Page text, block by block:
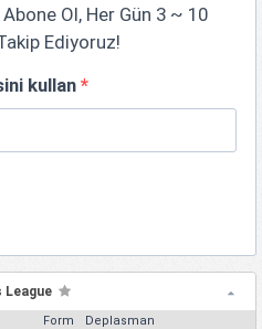
Ol, Her Gün 3 ~ 10
Ediyoruz!
kullan *
League
Form Deplasman